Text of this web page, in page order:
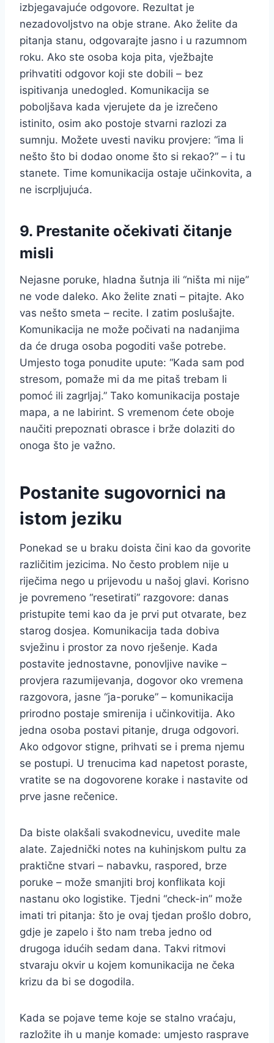
izbjegavajuće odgovore. Rezultat je
nezadovoljstvo na obje strane. Ako želite da
pitanja stanu, odgovarajte jasno i u razumnom
roku. Ako ste osoba koja pita, vježbajte
prihvatiti odgovor koji ste dobili – bez
ispitivanja unedogled. Komunikacija se
poboljšava kada vjerujete da je izrečeno
istinito, osim ako postoje stvarni razlozi za
sumnju. Možete uvesti naviku provjere: “ima li
nešto što bi dodao onome što si rekao?” – i tu
stanete. Time komunikacija ostaje učinkovita, a
ne iscrpljujuća.
9. Prestanite očekivati čitanje
misli
Nejasne poruke, hladna šutnja ili “ništa mi nije”
ne vode daleko. Ako želite znati – pitajte. Ako
vas nešto smeta – recite. I zatim poslušajte.
Komunikacija ne može počivati na nadanjima
da će druga osoba pogoditi vaše potrebe.
Umjesto toga ponudite upute: “Kada sam pod
stresom, pomaže mi da me pitaš trebam li
pomoć ili zagrljaj.” Tako komunikacija postaje
mapa, a ne labirint. S vremenom ćete oboje
naučiti prepoznati obrasce i brže dolaziti do
onoga što je važno.
Postanite sugovornici na
istom jeziku
Ponekad se u braku doista čini kao da govorite
različitim jezicima. No često problem nije u
riječima nego u prijevodu u našoj glavi. Korisno
je povremeno “resetirati” razgovore: danas
pristupite temi kao da je prvi put otvarate, bez
starog dosjea. Komunikacija tada dobiva
svježinu i prostor za novo rješenje. Kada
postavite jednostavne, ponovljive navike –
provjera razumijevanja, dogovor oko vremena
razgovora, jasne “ja-poruke” – komunikacija
prirodno postaje smirenija i učinkovitija. Ako
jedna osoba postavi pitanje, druga odgovori.
Ako odgovor stigne, prihvati se i prema njemu
se postupi. U trenucima kad napetost poraste,
vratite se na dogovorene korake i nastavite od
prve jasne rečenice.
Da biste olakšali svakodnevicu, uvedite male
alate. Zajednički notes na kuhinjskom pultu za
praktične stvari – nabavku, raspored, brze
poruke – može smanjiti broj konflikata koji
nastanu oko logistike. Tjedni “check-in” može
imati tri pitanja: što je ovaj tjedan prošlo dobro,
gdje je zapelo i što nam treba jedno od
drugoga idućih sedam dana. Takvi ritmovi
stvaraju okvir u kojem komunikacija ne čeka
krizu da bi se dogodila.
Kada se pojave teme koje se stalno vraćaju,
razložite ih u manje komade: umjesto rasprave